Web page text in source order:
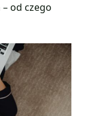
od czego